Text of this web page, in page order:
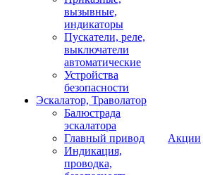
вызывные,
индикаторы
Пускатели, реле,
выключатели
автоматические
Устройства
безопасности
Эскалатор, Траволатор
Балюстрада
эскалатора
Главный привод
Индикация,
проводка,
Акции